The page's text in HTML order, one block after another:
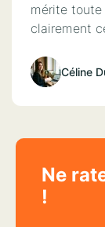
mérite
clairement
Céline
Ne
!